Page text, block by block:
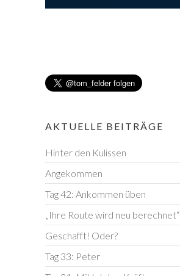
AKTUELLE BEITRÄGE
Hinter den Kulissen
Angekommen
Tag 42: Ankommen üben
„Ihre Route wird neu berechnet“
Geschafft! Oder?
Tag 33: Peter